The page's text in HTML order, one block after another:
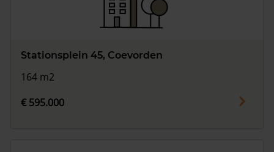
Stationsplein 45, Coevorden
164 m2
€ 595.000